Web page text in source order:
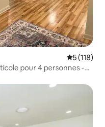
Évaluation
5 (118)
pour 4 personnes -